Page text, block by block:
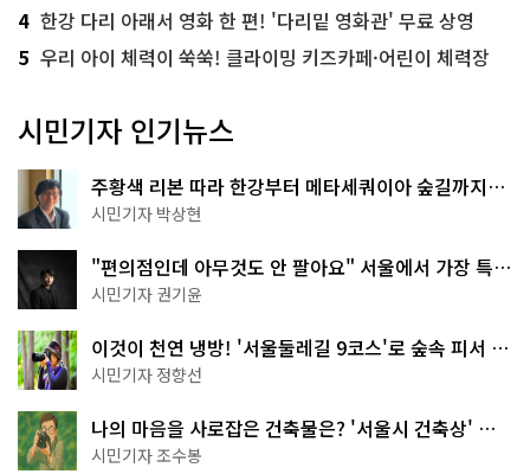
4 한강 다리 아래서 영화 한 편! '다리밑 영화관' 무료 상영
5 우리 아이 체력이 쑥쑥! 클라이밍 키즈카페·어린이 체력장
시민기자 인기뉴스
주황색 리본 따라 한강부터 메타세쿼이아 숲길까지…
서울둘레길 15코스
시민기자 박상현
"편의점인데 아무것도 안 팔아요" 서울에서 가장 특별
한 편의점의 정체
시민기자 권기윤
이것이 천연 냉방! '서울둘레길 9코스'로 숲속 피서 떠
나볼까
시민기자 정향선
나의 마음을 사로잡은 건축물은? '서울시 건축상' 수
상작 공개!
시민기자 조수봉